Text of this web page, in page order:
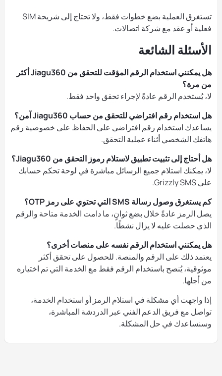
تستغرق العملية بضع خطوات فقط، ولا تحتاج إلى شريحة SIM
فعلية أو عقد مع شركة اتصالات.
الأسئلة الشائعة
هل يمكنني استخدام الرقم المؤقت للتحقق من Jiagu360 أكثر
من مرة؟
لا، يُستخدم الرقم عادةً لإجراء تحقق واحد فقط.
هل استخدام رقم افتراضي للتحقق من حساب Jiagu360 آمن؟
يساعدك استخدام رقم افتراضي على الحفاظ على خصوصية رقم
هاتفك الشخصي أثناء عملية التحقق.
هل أحتاج إلى تثبيت تطبيق لاستلام رموز التحقق من Jiagu360؟
لا، يمكنك استلام جميع الرسائل مباشرة في لوحة تحكم حسابك
على Grizzly SMS.
كم يستغرق وصول رسالة SMS التي تحتوي على رمز OTP؟
يصل الرمز عادةً خلال بضع ثوانٍ، ما دامت الخدمة متاحة والرقم
الذي حصلت عليه لا يزال نشطًا.
هل يمكنني استخدام الرقم نفسه على منصات أخرى؟
يعتمد ذلك على الرقم والمنصة. للحصول على تحقق أكثر
موثوقية، يُنصح باستخدام الرقم فقط مع الخدمة التي تم اختياره
من أجلها.
إذا واجهت أي مشكلة في استلام الرمز أو استخدام الخدمة،
تواصل مع فريق الدعم الفني عبر الدردشة المباشرة،
وسنساعدك في حل المشكلة.